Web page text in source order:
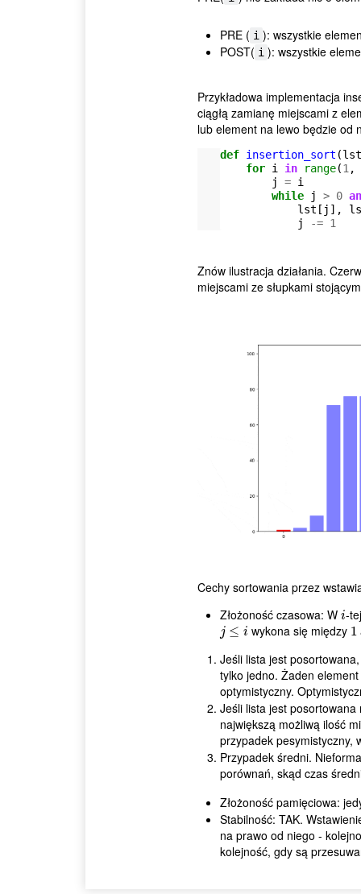
PRE ( i ): wszystkie
POST( i ): wszystkie
Przykładowa implementacja
ciągłą zamianę miejscami z
lub element na lewo będzie od
def insertion_sort (lst
for i in range(1,
j
= i
while
j > 0
lst [ j ],
j
-= 1
Znów ilustracja działania.
miejscami ze słupkami
Cechy sortowania przez
Złożoność czasowa: W i
i-
j ≤ i
j≤ i wykona się między 1
1
Jeśli lista jest
tylko jedno. Żaden
optymistyczny.
Jeśli lista jest
największą możliwą ilość
przypadek pesymistyczny,
Przypadek średni.
porównań, skąd czas
Złożoność pamięciowa:
Stabilność: TAK.
na prawo od niego -
kolejność, gdy są